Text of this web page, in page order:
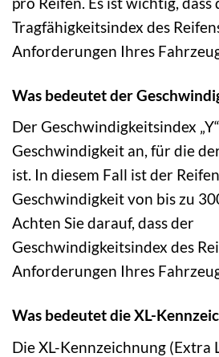
Tragfähigkeitsindex des
Anforderungen Ihres
Was bedeutet der
Der Geschwindigkeitsindex
Geschwindigkeit an, für die
ist. In diesem Fall ist der
Geschwindigkeit von bis zu
Achten Sie darauf, dass der
Geschwindigkeitsindex des
Anforderungen Ihres
Was bedeutet die XL-
Die XL-Kennzeichnung (Extra